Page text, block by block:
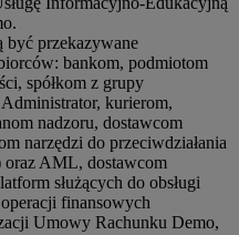
być przekazywane
bankom, podmiotom
spółkom z grupy
kurierom,
nadzoru, dostawcom
narzędzi do przeciwdziałania
oraz AML, dostawcom
służących do obsługi
finansowych
Umowy Rachunku Demo,